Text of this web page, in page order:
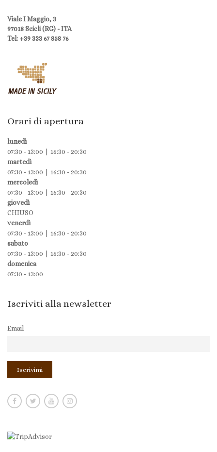
Viale I Maggio, 3
97018 Scicli (RG) - ITA
Tel: +39 333 67 858 76
Orari di apertura
lunedì
07:30 - 13:00 | 16:30 - 20:30
martedì
07:30 - 13:00 | 16:30 - 20:30
mercoledì
07:30 - 13:00 | 16:30 - 20:30
giovedì
CHIUSO
venerdì
07:30 - 13:00 | 16:30 - 20:30
sabato
07:30 - 13:00 | 16:30 - 20:30
domenica
07:30 - 13:00
Iscriviti alla newsletter
Email